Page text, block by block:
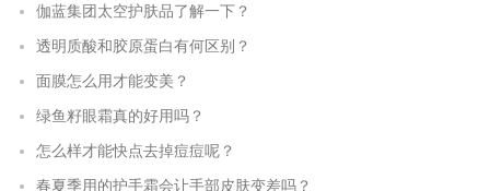
伽蓝集团太空护肤品了解一下？
透明质酸和胶原蛋白有何区别？
面膜怎么用才能变美？
绿鱼籽眼霜真的好用吗？
怎么样才能快点去掉痘痘呢？
春夏季用的护手霜会让手部皮肤变差吗？